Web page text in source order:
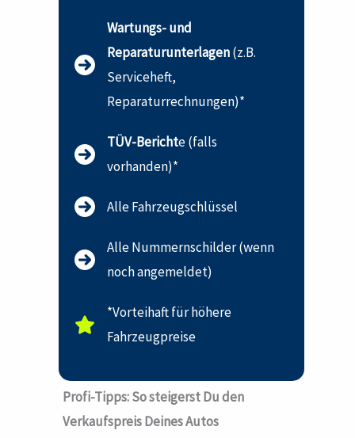
Wartungs- und
Reparaturunterlagen(z.B.
Serviceheft,
Reparaturrechnungen)*
TÜV-Berichte (falls
vorhanden)*
Alle Fahrzeugschlüssel
Alle Nummernschilder (wenn
noch angemeldet)
*Vorteihaft für höhere
Fahrzeugpreise
Profi-Tipps: So steigerst Du den
Verkaufspreis Deines Autos